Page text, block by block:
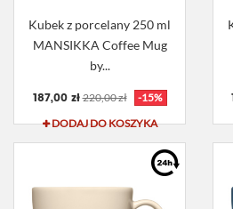
Kubek z porcelany 250 ml
MANSIKKA Coffee Mug
by...
187,00 zł 220,00 zł
-15%
DODAJ DO KOSZYKA